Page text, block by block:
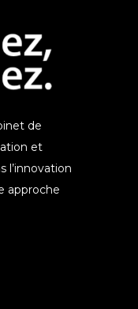
de
et
l’innovation
approche